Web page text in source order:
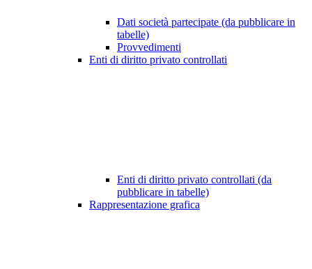
Dati società partecipate (da pubblicare in
tabelle)
Provvedimenti
Enti di diritto privato controllati
Enti di diritto privato controllati (da
pubblicare in tabelle)
Rappresentazione grafica